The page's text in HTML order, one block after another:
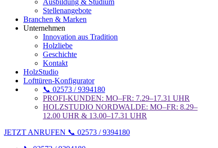
Stellenangebote
Branchen & Marken
Unternehmen
Innovation aus Tradition
Holzliebe
Geschichte
Kontakt
HolzStudio
Lofttüren-Konfigurator
📞 02573 / 9394180
PROFI-KUNDEN: MO–FR: 7.29–17.31 UHR
HOLZSTUDIO NORDWALDE: MO–FR: 8.29–
12.00 UHR & 13.00–17.31 UHR
JETZT ANRUFEN 📞 02573 / 9394180